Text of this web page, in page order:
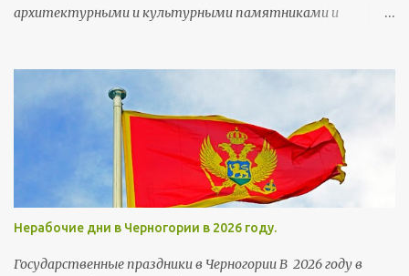
архитектурными и культурными памятниками и
возводили члены правящей династии, султаны, богатые
горожане и высокопоставленные чиновники, а потому
многим мечетям есть чем похвастаться и удивить своих
Нерабочие дни в Черногории в 2026 году.
Государственные праздники в Черногории В 2026 году в